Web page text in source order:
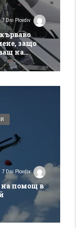
7 Dni Plovdiv
защо
на
7 Dni Plovdiv
на помощ в